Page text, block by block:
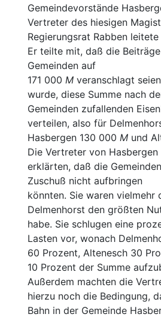
Gemeindevorstände
Vertreter des hiesigen
Regierungsrat Rabben
Er teilte mit, daß die
Gemeinden auf
171 000 M veranschlagt
wurde, diese Summe nach
Gemeinden zufallenden Eisen
verteilen, also für
Hasbergen 130 000 M und
Die Vertreter von Hasbergen
erklärten, daß die Ge
Zuschuß nicht aufbringen
könnten. Sie waren vielmehr
Delmenhorst den größten
habe. Sie schlugen eine
Lasten vor, wonach
60 Prozent, Altenesch 30
10 Prozent der Summe
Außerdem machten die
hierzu noch die Bedingung,
Bahn in der Gemeinde